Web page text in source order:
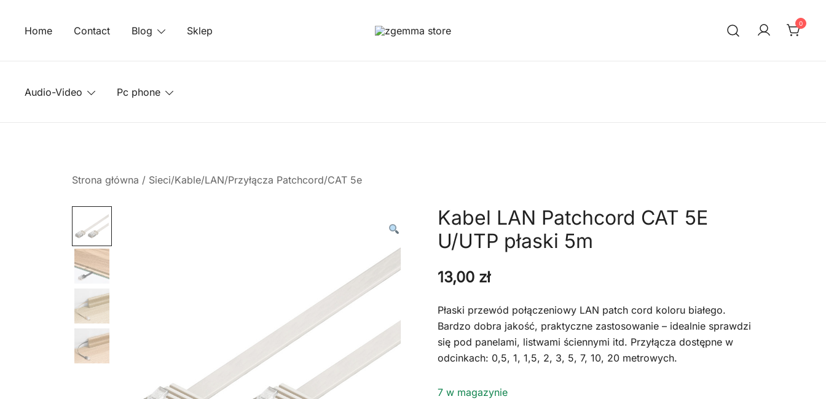
Home Contact Blog Sklep
0
Audio-Video Pc phone
Strona główna / Sieci/Kable/LAN/Przyłącza Patchcord/CAT 5e
Kabel LAN Patchcord CAT 5E
U/UTP płaski 5m
13,00 zł
Płaski przewód połączeniowy LAN patch cord koloru białego.
Bardzo dobra jakość, praktyczne zastosowanie – idealnie sprawdzi
się pod panelami, listwami ściennymi itd. Przyłącza dostępne w
odcinkach: 0,5, 1, 1,5, 2, 3, 5, 7, 10, 20 metrowych.
7 w magazynie